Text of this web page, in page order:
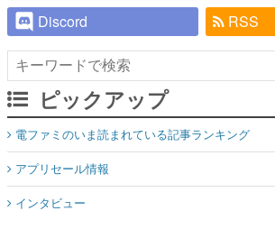
Discord
RSS
ピックアップ
電ファミのいま読まれている記事ランキング
アプリセール情報
インタビュー